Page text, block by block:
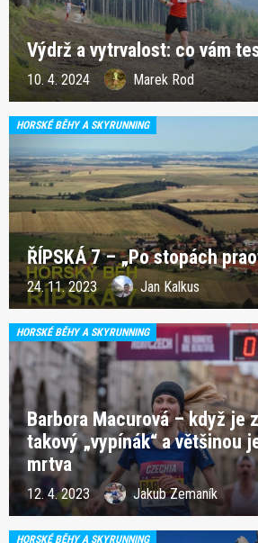
Výdrž a vytrvalost: co vám
10. 4. 2024 Marek Rod
HORSKÉ BĚHY A SKYRUNNING
ŘÍPSKÁ 7 – „Po stopách
24. 11. 2023 Jan Kalkus
HORSKÉ BĚHY A SKYRUNNING
Barbora Macurová – když je
takový „vypínák“ a většinou
mrtva
12. 4. 2023 Jakub Zemaník
HORSKÉ BĚHY A SKYRUNNING